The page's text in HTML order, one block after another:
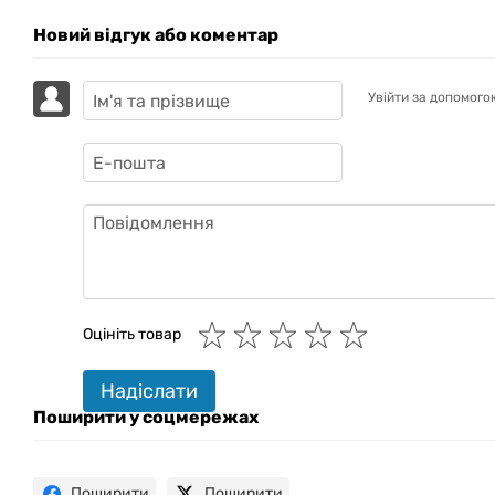
Новий відгук або коментар
Увійти за
Оцініть товар
Надіслати
Поширити у соцмережах
GAZIKAI
Привіт! 👋 Я Gazik AI — допоможу
підібрати вживану комп'ютерну
техніку. Що шукаєш?